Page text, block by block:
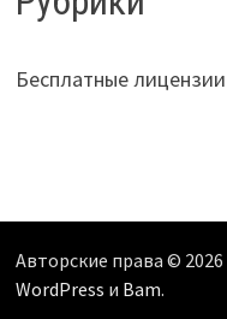
Бесплатные лицензии
Авторские права © 2026
WordPress и Bam.